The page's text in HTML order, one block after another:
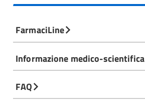
FarmaciLine
Informazione medico-scientifica
FAQ